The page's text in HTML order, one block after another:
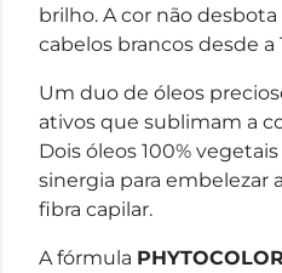
brilho. A cor não desbota
cabelos brancos desde a
Um duo de óleos
ativos que sublimam a
Dois óleos 100%
sinergia para embelezar
fibra capilar.
A fórmula PHYTOCOLOR